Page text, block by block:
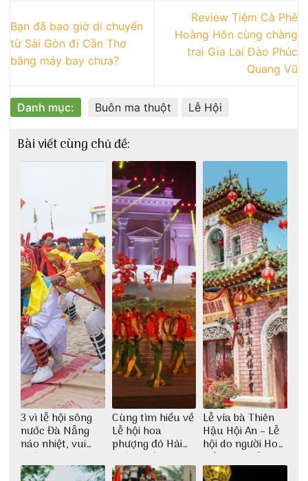
Bạn đã bao giờ di chuyển
từ Sài Gòn đi Cần Thơ
bằng máy bay chưa?
Review Tiệm Cà Phê
Hoàng Hôn cùng chàng
trai Gia Lai Đào Phúc
Quang Vũ
Danh mục: Buôn ma thuột Lễ Hội
Bài viết cùng chủ đề:
3 vì lễ hội sông
nước Đà Nẵng
náo nhiệt, vui
nhộn
Cùng tìm hiểu về
Lễ hội hoa
phượng đỏ Hải
Phòng với 3vi.vn
Lễ vía bà Thiên
Hậu Hội An – Lễ
hội do người Hoa
kiều sinh sống ở
Hội An tổ chức